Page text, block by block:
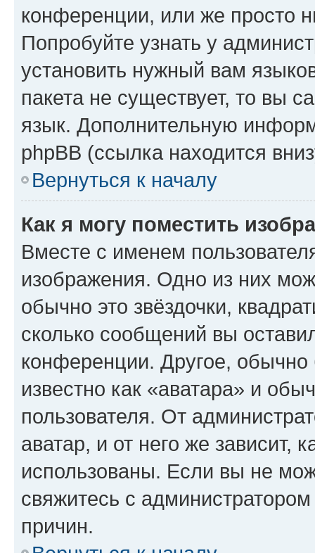
конференции, или же просто
Попробуйте узнать у
установить нужный вам
пакета не существует, то вы
язык. Дополнительную
phpBB (ссылка находится
Вернуться к началу
Как я могу поместить
Вместе с именем
изображения. Одно из них
обычно это звёздочки,
сколько сообщений вы
конференции. Другое,
известно как «аватара» и
пользователя. От
аватар, и от него же зависит,
использованы. Если вы не
свяжитесь с
причин.